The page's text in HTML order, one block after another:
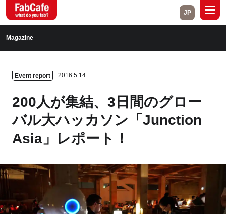
Open Labs Project Cases
Contact
Close
Branch List
JP
Magazine
Event report 2016.5.14
200人が集結、3日間のグロー
バル大ハッカソン「Junction
Asia」レポート！